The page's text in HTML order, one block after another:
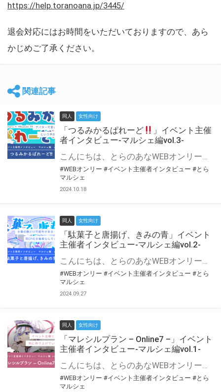
https://help.toranoana.jp/3445/
退会対応にはお時間をいただいておりますので、あら
かじめご了承ください。
関連記事
同人 女性向け
「つるみかるぱれーど
」イベント主催
者インタビュー-マルシェ編vol.3-
こんにちは、とらのあなWEBオンリー運営スタッフです。 新たにお届けする、イベント主催者インタビュー-マルシェ編-は、 とらのあなWEBオンリー「マルシェ」をご利用した主催様に 「マルシェ」を使って開催した感想や心がけをお聞きする企画です。 今回は、WEBオンリー初開催「つるみかるぱれーど
#WEBオンリー #イベント主催者インタビュー #とら
マルシェ
2024.10.18
同人 女性向け
「駄菓子と唐揚げ、きみの青」イベント
主催者インタビュー-マルシェ編vol.2-
こんにちは、とらのあなWEBオンリー運営スタッフです。 新たにお届けする、イベント主催者インタビュー-マルシェ編-は、 とらのあなWEBオンリー「マルシェ」をご利用の主催様に 「マルシェ」を使ってイベントを開催した感想や心がけをお聞きする企画です。 今回は、WEBオンリー初開催「駄菓子と唐揚げ、きみの青」より、 主催のぎこ六屋様にお話を伺いました。 協力：ぎこ六屋様／イベント公式Twitter（@krkgwks） とらのあなWEBオンリー「マルシェ」とは？ WEBオンリーでリアルタイムでコミュニケーションがとれるオンライン会場です。
#WEBオンリー #イベント主催者インタビュー #とら
マルシェ
2024.09.27
同人 女性向け
「マレシルプラン – Online7 –」イベント
主催者インタビュー-マルシェ編vol.1-
こんにちは、とらのあなWEBオンリー運営スタッフです。 新たにお届けする、イベント主催者インタビュー-マルシェ編-は、 とらのあなWEBオンリー「マルシェ」をご利用した主催様に 「マルシェ」を使って開催した感想や心がけをお聞きする企画です。 今回は、WEBオンリー開催7回目迎えた「マレシルプラン – Online7 –」より、 主催の玉川うた様にお話を伺いました。 ▼マレシルプランのインタビュー前回記事 「イベント主催者インタビュー vol.6」はこちら 協力：玉川うた様（マレシルプラン実行委員会 代表）／イベント公式Twitter（@mallesil_plan） とらのあなWEBオンリー「マルシェ」とは？ WEBオンリーでリアルタイムでコミュニケーションがとれるオンライン会場です。
#WEBオンリー #イベント主催者インタビュー #とら
マルシェ